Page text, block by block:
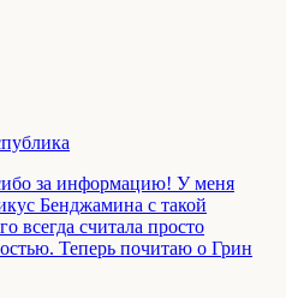
за информацию! У меня
Бенджамина с такой
всегда считала просто
Теперь почитаю о Грин